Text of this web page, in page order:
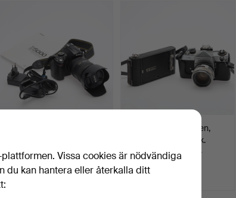
Klubbades 19 apr 2024
10 bud
KAMEROR, 2 stycken,
Yashica samt Kodak.
Klubbades 19 apr 2024
1 bud
Vissa cookies är nödvändiga
du kan hantera eller återkalla ditt